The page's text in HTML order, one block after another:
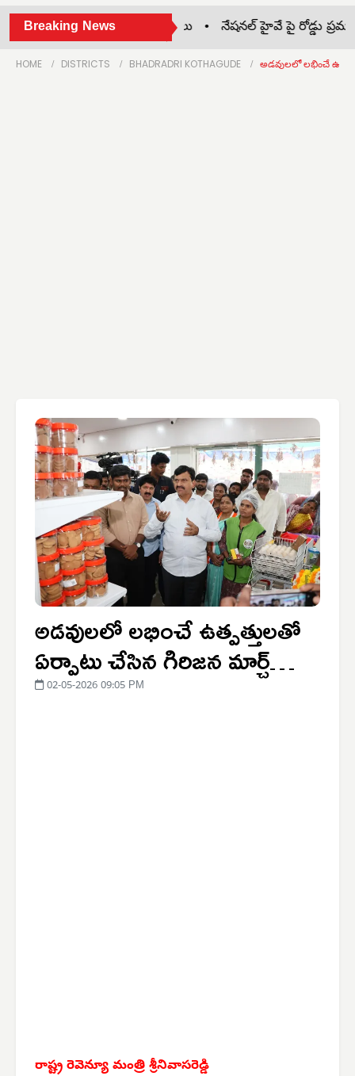
Breaking News
పాఠశాలలో బోనాల సంబరాలు •నేషనల్ హైవే పై రోడ్డు
HOME DISTRICTS BHADRADRI KOTHAGUDE అడవులలో లభించే
అడవులలో లభించే ఉత్పత్తులతో
ఏర్పాటు చేసిన గిరిజన మార్చ్
ప్రజలకు ఎంతో ఉపయోగం
02-05-2026 09:05 PM
రాష్ట్ర రెవెన్యూ మంత్రి శ్రీనివాసరెడ్డి